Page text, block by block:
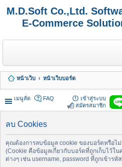
M.D.Soft Co.,Ltd.
E-Commerce
หน้าเว็บ
หน้าเว็บบอร์ด
เมนูลัด
FAQ
เข้าสู่ระบบ
สมัครสมาชิก
ลบ Cookies
คุณต้องการลบข้อมูล cookie ของบอร์ดหรือไ
(Cookie คือข้อมูลเกี่ยวกับบอร์ดที่ถูกเก็บไว้ใ
ต่างๆ เช่น username, password ที่ถูกเข้ารหั